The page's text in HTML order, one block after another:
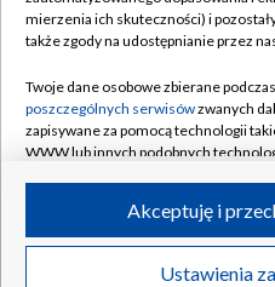
Naziemna Telewizja
Rada Programowa
System NOS
Informacje o nadawcy
Program dla prasy
©2026 Telewizja
mierzenia ich skuteczności) i
także zgody na udostępnianie przez
Twoje dane osobowe zbierane
poszczególnych serwisówzwanych
zapisywane za pomocą technologii
WWW lub innych podobnych
ruchu w Internecie.
Twoje dane osobowe zbierane
Ustawienia
Akceptuję i